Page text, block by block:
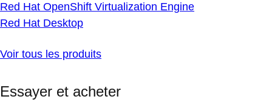
Red Hat OpenShift Virtualization Engine
Red Hat Desktop
Voir tous les produits
Essayer et acheter